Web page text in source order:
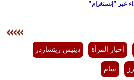
عبر "إنستغرام"
أخبار المرأة دينيس ريتشاردز
سام